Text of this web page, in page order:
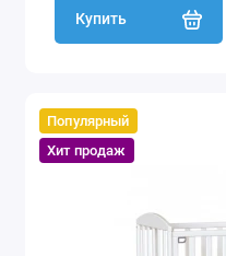
Купить
Популярный
Хит продаж